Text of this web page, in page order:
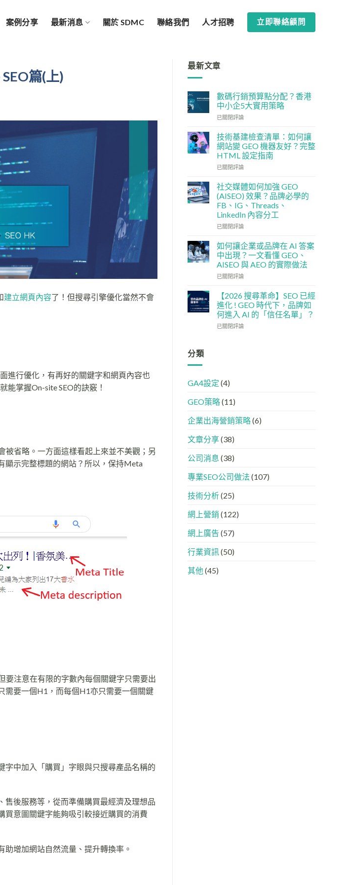
案例分享 最新消息 關於 SDMC 聯絡我們 人才招聘 立即聯絡顧問
篇(上)
建立網頁內容了！但搜尋引擎優化當然不會
進行優化，有再好的關鍵字和網頁內容也
能掌握On-site SEO的訣竅！
省略。一方面這樣看起上來並不美觀；另
顯示完整標題的網站？所以，保持Meta
注意在有限的字數內每個關鍵字只需要出
需要一個H1，而每個H1亦只需要一個關鍵
字中加入「購買」字眼與只搜尋產品名稱的
後服務等，從而準備購買最經濟及理想品
買意圖關鍵字能夠吸引較接近購買的消費
增加網站自然流量、提升轉換率。
最新文章
數碼行銷預算點分配？香港
中小企5大實用策略
數
行
銷
預
算
點
配？
香
港
中
小
企
大
實
用
策
略
已關閉評論
技術基建檢查清單：如何讓
網站變 GEO 機器友好？完整
HTML 設定指南
技
基
建
檢
查
清
單：
何
讓
網
站
變
器
友
好？
完
已關閉評論
社交媒體如何加強 GEO
(AISEO) 效果？品牌必學的
FB、IG、Threads、
LinkedIn 內容分工
社
媒
體
如
何
加
GEO
(AISEO)
效
果？
品
Threads、
內
分
已關閉評論
如何讓企業或品牌在 AI 答案
中出現？一文看懂 GEO、
AISEO 與 AEO 的實際做法
如
企
業
或
品
出
一
看
懂
AISEO
AEO
實
做
已關閉評論
【2026 搜尋革命】SEO 已經
進化 ! GEO 時代下，品牌如
何進入 AI 的「信任名單」？
【2026
經
化
GEO
時
下，
牌
何
入
AI
的
「信
名
已關閉評論
分類
GA4設定 (4)
GEO策略(11)
企業出海營銷策略(6)
文章分享(38)
公司消息 (38)
專業SEO公司做法 (107)
技術分析(25)
網上營銷 (122)
網上廣告 (57)
行業資訊(50)
其他 (45)